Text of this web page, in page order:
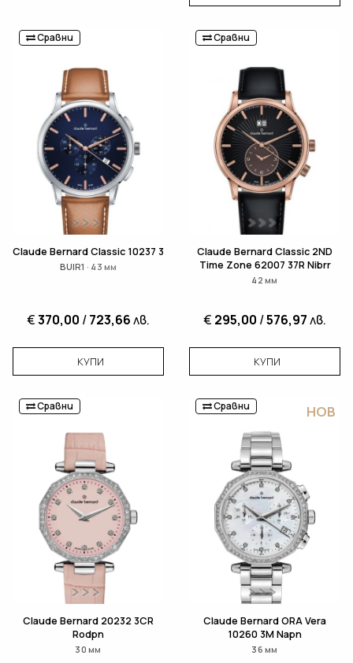
Сравни
Claude Bernard Classic 10237 3
BUIR1 · 43 мм
€370,00 /723,66лв.
КУПИ
Сравни
Claude Bernard Classic 2ND
Time Zone 62007 37R Nibrr
42 мм
€ 295,00 /576,97лв.
КУПИ
Сравни
Claude Bernard 20232 3CR
Rodpn
30 мм
Сравни НОВ
Claude Bernard ORA Vera
10260 3M Napn
36 мм